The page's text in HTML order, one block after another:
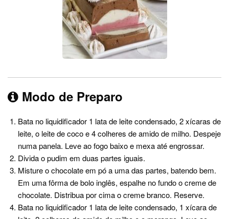
Modo de Preparo
Bata no liquidificador 1 lata de leite condensado, 2 xícaras de
leite, o leite de coco e 4 colheres de amido de milho. Despeje
numa panela. Leve ao fogo baixo e mexa até engrossar.
Divida o pudim em duas partes iguais.
Misture o chocolate em pó a uma das partes, batendo bem.
Em uma fôrma de bolo inglês, espalhe no fundo o creme de
chocolate. Distribua por cima o creme branco. Reserve.
Bata no liquidificador 1 lata de leite condensado, 1 xícara de